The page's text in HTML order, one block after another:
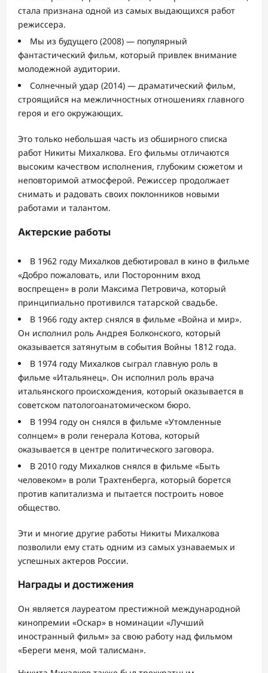
стала признана одной из самых выдающихся работ
режиссера.
Мы из будущего (2008) — популярный
фантастический фильм, который привлек внимание
молодежной аудитории.
Солнечный удар (2014) — драматический фильм,
строящийся на межличностных отношениях главного
героя и его окружающих.
Это только небольшая часть из обширного списка
работ Никиты Михалкова. Его фильмы отличаются
высоким качеством исполнения, глубоким сюжетом и
неповторимой атмосферой. Режиссер продолжает
снимать и радовать своих поклонников новыми
работами и талантом.
Актерские работы
В 1962 году Михалков дебютировал в кино в фильме
«Добро пожаловать, или Посторонним вход
воспрещен» в роли Максима Петровича, который
принципиально противился татарской свадьбе.
В 1966 году актер снялся в фильме «Война и мир».
Он исполнил роль Андрея Болконского, который
оказывается затянутым в события Войны 1812 года.
В 1974 году Михалков сыграл главную роль в
фильме «Итальянец». Он исполнил роль врача
итальянского происхождения, который оказывается в
советском патологоанатомическом бюро.
В 1994 году он снялся в фильме «Утомленные
солнцем» в роли генерала Котова, который
оказывается в центре политического заговора.
В 2010 году Михалков снялся в фильме «Быть
человеком» в роли Трахтенберга, который борется
против капитализма и пытается построить новое
общество.
Эти и многие другие работы Никиты Михалкова
позволили ему стать одним из самых узнаваемых и
успешных актеров России.
Награды и достижения
Он является лауреатом престижной международной
кинопремии «Оскар» в номинации «Лучший
иностранный фильм» за свою работу над фильмом
«Береги меня, мой талисман».